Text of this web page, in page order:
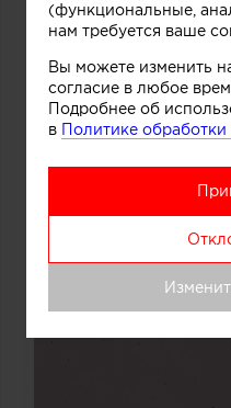
(функциональные,
нам требуется ваше
Вы можете изменить
согласие в любое
Подробнее об
в Политике